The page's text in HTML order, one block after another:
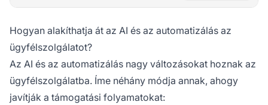
Hogyan alakíthatja át az AI és az automatizálás az
ügyfélszolgálatot?
Az AI és az automatizálás nagy változásokat hoznak az
ügyfélszolgálatba. Íme néhány módja annak, ahogy
javítják a támogatási folyamatokat: